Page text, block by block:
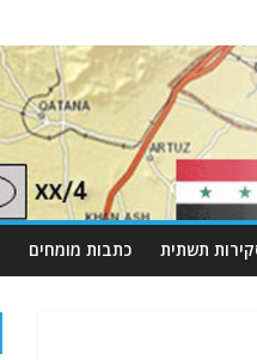
תשתית כתבות מומחים